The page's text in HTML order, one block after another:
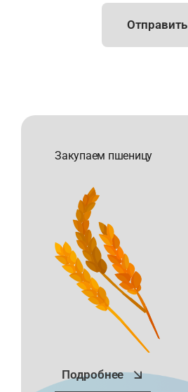
Отправить
Закупаем пшеницу
Подробнее